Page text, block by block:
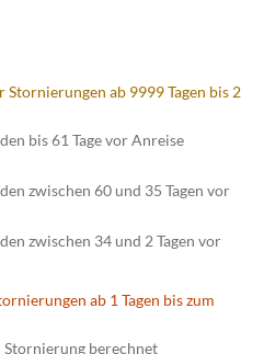
ab 9999 Tagen bis 2
bis 61 Tage vor Anreise
zwischen 60 und 35 Tagen vor
zwischen 34 und 2 Tagen vor
ab 1 Tagen bis zum
berechnet